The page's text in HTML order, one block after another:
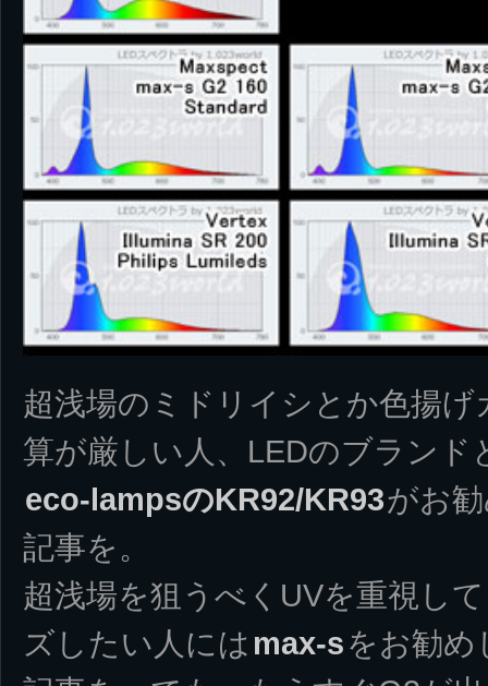
超浅場のミドリイシとか色揚
算が厳しい人、LEDのブランド
eco-lampsのKR92/KR93がお
記事を。
超浅場を狙うべくUVを重視し
ズしたい人には max-sをお勧め